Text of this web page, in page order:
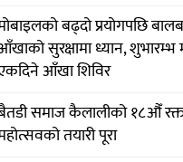
बढ्दो प्रयोगपछि
सुरक्षामा ध्यान, शुभारम्भ
आँखा शिविर
समाज कैलालीको १८औँ
तयारी पूरा